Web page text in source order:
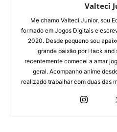
Valteci
Me chamo Valteci Junior, sou
formado em Jogos Digitais e
2020. Desde pequeno sou
grande paixão por Hack
recentemente comecei a amar
geral. Acompanho anime
realizado trabalhar com duas das